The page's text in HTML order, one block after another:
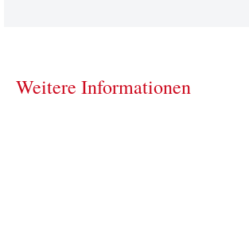
Weitere Informationen